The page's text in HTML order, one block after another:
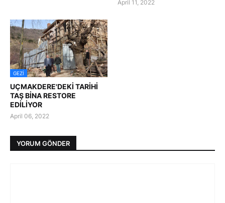
April 11, 2022
GEZI
UÇMAKDERE'DEKİ TARİHİ
TAŞ BİNA RESTORE
EDİLİYOR
April 06, 2022
YORUM GÖNDER